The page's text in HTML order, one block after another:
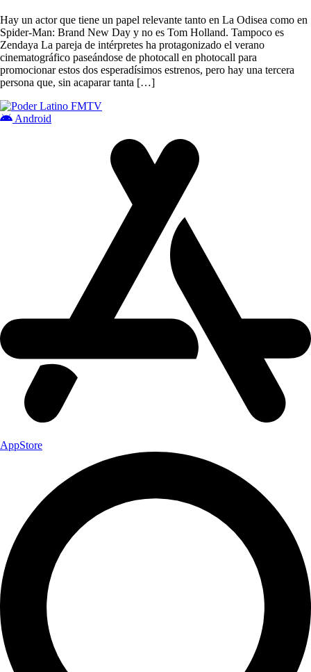
Hay un actor que tiene un papel relevante tanto en La Odisea como en
Spider-Man: Brand New Day y no es Tom Holland. Tampoco es
Zendaya La pareja de intérpretes ha protagonizado el verano
cinematográfico paseándose de photocall en photocall para
promocionar estos dos esperadísimos estrenos, pero hay una tercera
persona que, sin acaparar tanta […]
Android
AppStore